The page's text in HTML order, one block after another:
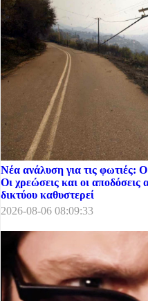
Νέα ανάλυση για τις
Οι χρεώσεις και οι
δικτύου καθυστερεί
2026-08-06 08:09:33